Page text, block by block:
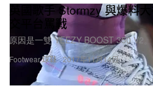
Footwear 球鞋
英國歌手 Stormzy 與爆料
交平台罵戰
原因是一雙 YEEZY BOOST 350 V2。
2017年11月14日